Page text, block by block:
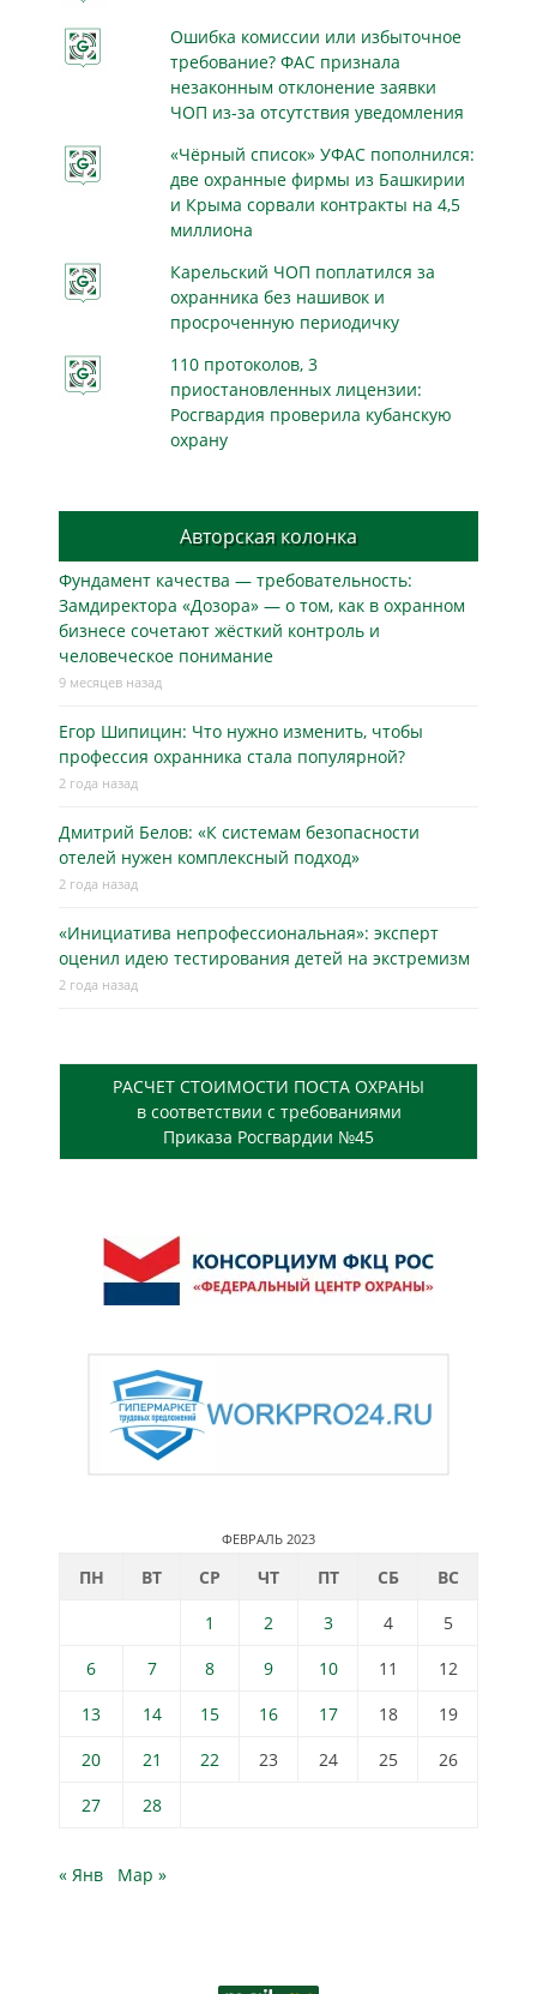
Ошибка комиссии или избыточное
требование? ФАС признала
незаконным отклонение заявки
ЧОП из-за отсутствия уведомления
«Чёрный список» УФАС пополнился:
две охранные фирмы из Башкирии
и Крыма сорвали контракты на 4,5
миллиона
Карельский ЧОП поплатился за
охранника без нашивок и
просроченную периодичку
110 протоколов, 3
приостановленных лицензии:
Росгвардия проверила кубанскую
охрану
Авторская колонка
Фундамент качества — требовательность:
Замдиректора «Дозора» — о том, как в охранном
бизнесe сочетают жёсткий контроль и
человеческое понимание
9 месяцев назад
Егор Шипицин: Что нужно изменить, чтобы
профессия охранника стала популярной?
2 года назад
Дмитрий Белов: «К системам безопасности
отелей нужен комплексный подход»
2 года назад
«Инициатива непрофессиональная»: эксперт
оценил идею тестирования детей на экстремизм
2 года назад
РАСЧЕТ СТОИМОСТИ ПОСТА ОХРАНЫ
в соответствии с требованиями
Приказа Росгвардии №45
ФЕВРАЛЬ 2023
ПН ВТ СР ЧТ ПТ СБ
ВС
1
2 3 4
5
6
7 8 9 10 11
12
13
14 15 16 17 18
19
20
21 22 23 24 25
26
27
28
« Янв Мар »